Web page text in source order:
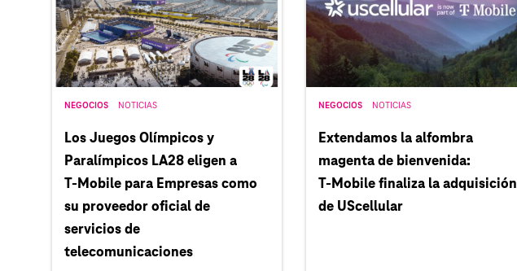
NEGOCIOS NOTICIAS
Los Juegos Olímpicos y
Paralímpicos LA28 eligen a
T‑Mobile para Empresas como
su proveedor oficial de
servicios de
telecomunicaciones
NEGOCIOS NOTICIAS
Extendamos la alfombra
magenta de bienvenida:
T‑Mobile finaliza la adquisición
de UScellular